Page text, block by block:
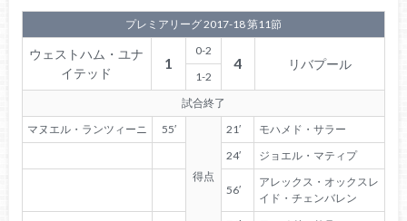
プレミアリーグ 2017-18 第11節
ウェストハム・ユナ
イテッド
1
0-2
4 リバプール
1-2
試合終了
マヌエル・ランツィーニ
55′
得点
21′
モハメド・サラー
24′
ジョエル・マティプ
56′
アレックス・オックスレ
イド・チェンバレン